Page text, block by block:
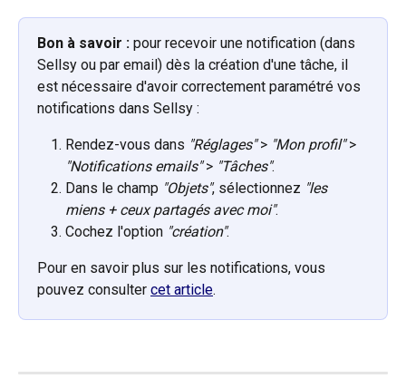
Bon à savoir : pour recevoir une notification (dans
Sellsy ou par email) dès la création d'une tâche, il
est nécessaire d'avoir correctement paramétré vos
notifications dans Sellsy :
Rendez-vous dans "Réglages" > "Mon profil" >
"Notifications emails" > "Tâches".
Dans le champ "Objets", sélectionnez "les
miens + ceux partagés avec moi".
Cochez l'option "création".
Pour en savoir plus sur les notifications, vous
pouvez consulter cet article.